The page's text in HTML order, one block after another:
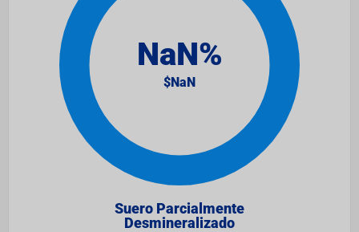
Suero Parcialmente
Desmineralizado